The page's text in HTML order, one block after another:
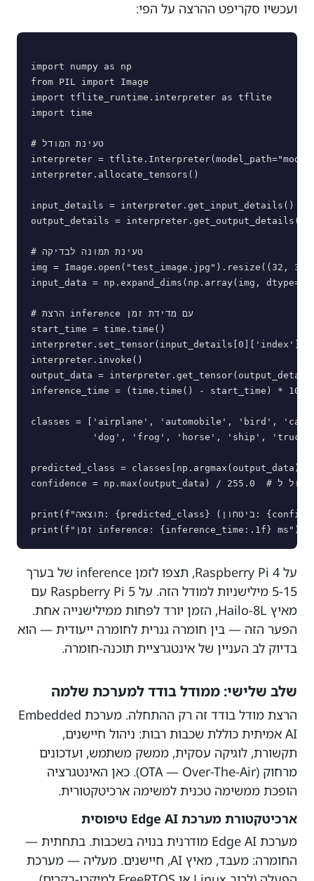
ועכשיו סקריפט ההרצה על הפי:
import numpy as np
from PIL import Image
import tflite_runtime.interpreter as tflite
import time
# טעינת המודל
interpreter =
interpreter.allocate_tensors()
input_details = interpreter.get_input_details()
output_details = interpreter.get_output_details()
# טעינת תמונה לבדיקה
img = Image.open("test_image.jpg").resize((32,
input_data = np.expand_dims(np.array(img,
# הרצת inference עם מדידת זמן
start_time = time.time()
interpreter.set_tensor(input_details[0]['index'],
interpreter.invoke()
output_data =
inference_time = (time.time() - start_time) * 1000
classes = ['airplane', 'automobile', 'bird',
'dog', 'frog', 'horse', 'ship',
predicted_class = classes[np.argmax(output_data)]
confidence = np.max(output_data) / 255.0  # נרמול ל-int8
print(f"תוצאה: {predicted_class} (ביטחון: {confidence:.2%})")
על Raspberry Pi 4, תצפו לזמן inference של בערך
5-15 מילישניות למודל הזה. על Raspberry Pi 5 עם
מאיץ Hailo-8L, הזמן יורד לפחות ממילישנייה אחת.
הפער הזה — בין חומרה גנרית לחומרה ייעודית — הוא
בדיוק לב העניין של אינטגרציית תוכנה-חומרה.
שלב שלישי: ממודל בודד למערכת שלמה
הרצת מודל בודד זה רק ההתחלה. מערכת Embedded
AI אמיתית כוללת שכבות רבות: ניהול חיישנים,
תקשורת, לוגיקה עסקית, ממשק משתמש, ועדכונים
מרחוק (OTA — Over-The-Air). כאן האינטגרציה
הופכת ממשימה טכנית למשימה ארכיטקטורית.
ארכיטקטורת מערכת Edge AI טיפוסית
מערכת Edge AI מודרנית בנויה בשכבות. בתחתית —
החומרה: מעבד, מאיץ AI, חיישנים. מעליה — מערכת